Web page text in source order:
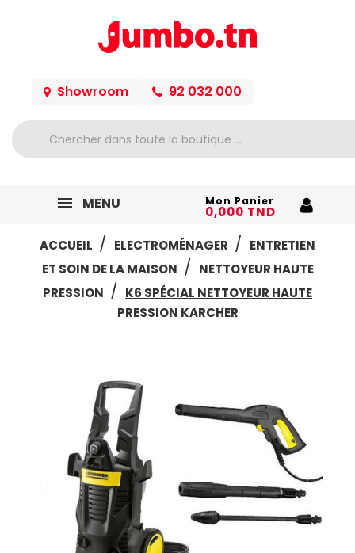
Showroom 92 032 000
MENU Mon Panier
0,000 TND
ACCUEIL
ELECTROMÉNAGER
ENTRETIEN
ET SOIN DE LA MAISON
NETTOYEUR HAUTE
PRESSION
K6 SPÉCIAL NETTOYEUR HAUTE
PRESSION KARCHER